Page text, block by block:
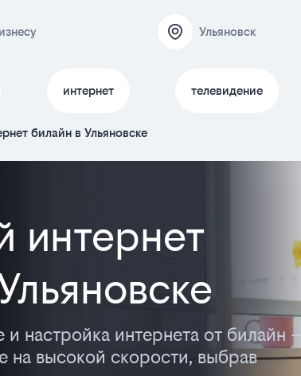
Ульяновск
интернет телевидение
билайн в Ульяновске
интернет
настройка интернета от билайн —
на высокой скорости, выбрав